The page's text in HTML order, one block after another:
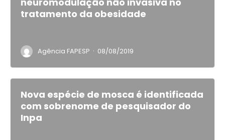
tratamento da obesidade
Agência FAPESP · 08/08/2019
Nova espécie de mosca é identificada
com sobrenome de pesquisador do
Inpa